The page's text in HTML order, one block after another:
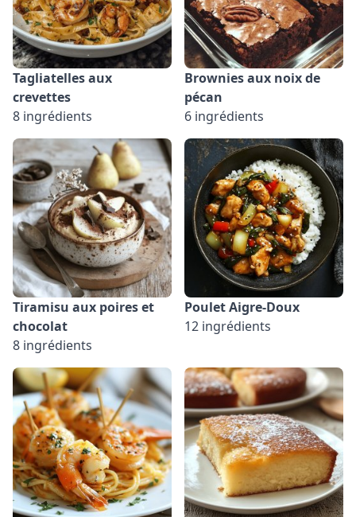
Tagliatelles aux
crevettes
8 ingrédients
Brownies aux noix de
pécan
6 ingrédients
Tiramisu aux poires et
chocolat
8 ingrédients
Poulet Aigre-Doux
12 ingrédients